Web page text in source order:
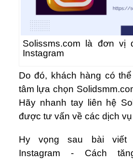
Solissms.com là đơn vị
Instagram
Do đó, khách hàng có
tâm lựa chọn
Hãy nhanh tay liên hệ
được tư vấn về các dịch
Hy vọng sau bài
Instagram - Cách